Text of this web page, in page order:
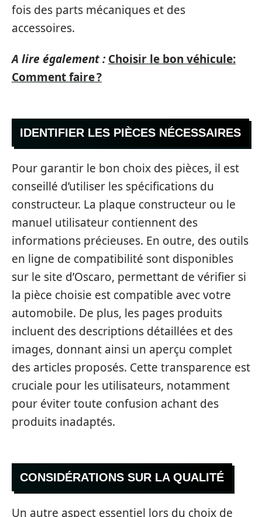
fois des parts mécaniques et des
accessoires.
A lire également : Choisir le bon véhicule:
Comment faire ?
IDENTIFIER LES PIÈCES NÉCESSAIRES
Pour garantir le bon choix des pièces, il est
conseillé d’utiliser les spécifications du
constructeur. La plaque constructeur ou le
manuel utilisateur contiennent des
informations précieuses. En outre, des outils
en ligne de compatibilité sont disponibles
sur le site d’Oscaro, permettant de vérifier si
la pièce choisie est compatible avec votre
automobile. De plus, les pages produits
incluent des descriptions détaillées et des
images, donnant ainsi un aperçu complet
des articles proposés. Cette transparence est
cruciale pour les utilisateurs, notamment
pour éviter toute confusion achant des
produits inadaptés.
CONSIDÉRATIONS SUR LA QUALITÉ
Un autre aspect essentiel lors du choix de